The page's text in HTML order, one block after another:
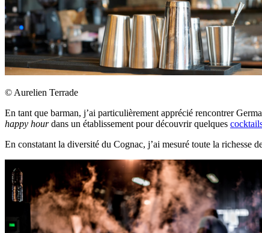
© Aurelien Terrade
En tant que barman, j’ai particulièrement apprécié rencontrer
happy hourdans un établissement pour découvrir quelques
En constatant la diversité du Cognac, j’ai mesuré toute la richesse